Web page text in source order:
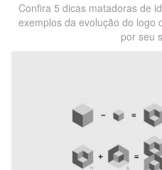
Confira 5 dicas matadoras de
exemplos da evolução do logo
por seu